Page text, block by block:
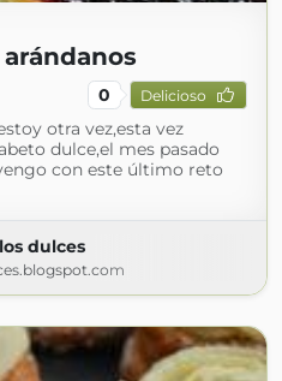
0 Delicioso
otra vez,esta vez
dulce,el mes pasado
con este último reto
dulces